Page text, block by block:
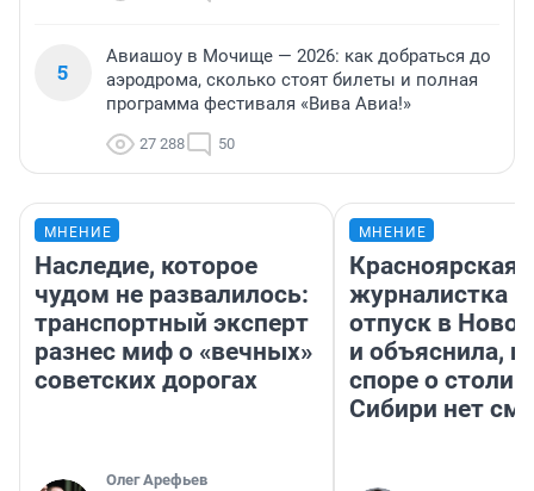
5
Авиашоу в Мочище — 2026: как добраться до
аэродрома, сколько стоят билеты и полная
программа фестиваля «Вива Авиа!»
27 288 50
МНЕНИЕ
Наследие, которое
чудом не развалилось:
транспортный эксперт
разнес миф о «вечных»
советских дорогах
Олег Арефьев
МНЕНИЕ
Красноярская
журналистка
отпуск в
и объяснила,
споре о
Сибири нет